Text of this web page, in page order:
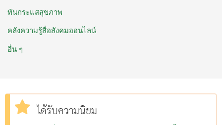
ทันกระแสสุขภาพ
คลังความรู้สื่อสังคมออนไลน์
อื่น ๆ
ได้รับความนิยม